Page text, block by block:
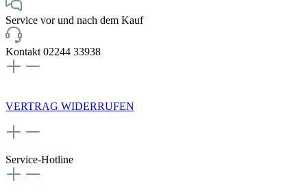
Service vor und nach dem Kauf
Kontakt 02244 33938
VERTRAG WIDERRUFEN
Service-Hotline